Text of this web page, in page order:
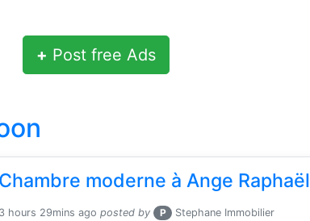
+ Post free Ads
Chambre moderne à Ange Raphaël
3 hours 29mins ago posted by P Stephane Immobilier